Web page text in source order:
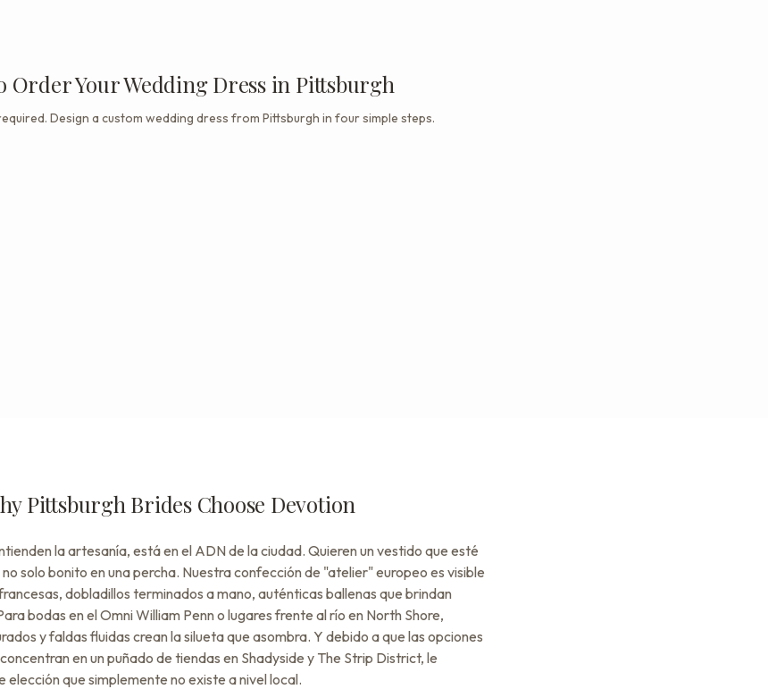
Order Your Wedding Dress in Pittsburgh
Design a custom wedding dress from Pittsburgh in four simple steps.
Pittsburgh Brides Choose Devotion
la artesanía, está en el ADN de la ciudad. Quieren un vestido que esté
solo bonito en una percha. Nuestra confección de "atelier" europeo es visible
dobladillos terminados a mano, auténticas ballenas que brindan
bodas en el Omni William Penn o lugares frente al río en North Shore,
y faldas fluidas crean la silueta que asombra. Y debido a que las opciones
en un puñado de tiendas en Shadyside y The Strip District, le
elección que simplemente no existe a nivel local.